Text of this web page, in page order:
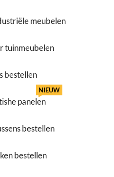
meubelen
tuinmeubelen
bestellen
panelen
NIEUW
bestellen
bestellen